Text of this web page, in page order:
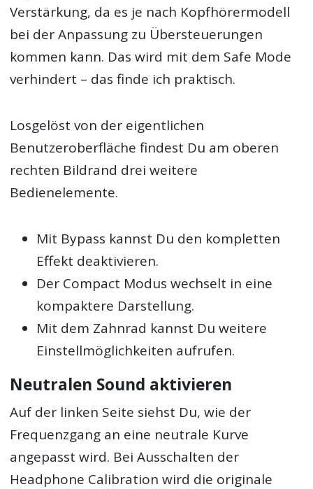
Verstärkung, da es je nach Kopfhörermodell
bei der Anpassung zu Übersteuerungen
kommen kann. Das wird mit dem Safe Mode
verhindert – das finde ich praktisch.
Losgelöst von der eigentlichen
Benutzeroberfläche findest Du am oberen
rechten Bildrand drei weitere
Bedienelemente.
Mit Bypass kannst Du den kompletten
Effekt deaktivieren.
Der Compact Modus wechselt in eine
kompaktere Darstellung.
Mit dem Zahnrad kannst Du weitere
Einstellmöglichkeiten aufrufen.
Neutralen Sound aktivieren
Auf der linken Seite siehst Du, wie der
Frequenzgang an eine neutrale Kurve
angepasst wird. Bei Ausschalten der
Headphone Calibration wird die originale